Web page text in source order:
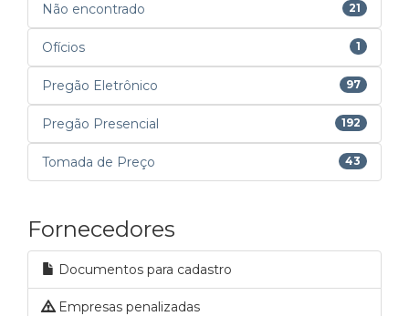
Não encontrado 21
Ofícios 1
Pregão Eletrônico 97
Pregão Presencial 192
Tomada de Preço 43
Fornecedores
Documentos para cadastro
Empresas penalizadas